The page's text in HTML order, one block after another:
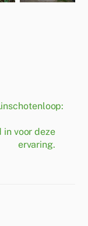
in voor deze
ervaring.